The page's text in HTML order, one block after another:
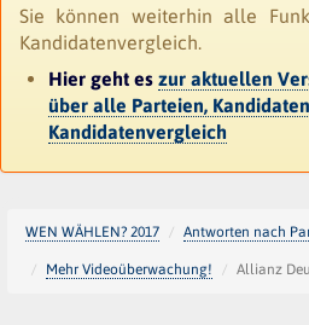
Sie können weiterhin alle
Kandidatenvergleich.
Hier geht es zur aktuellen
über alle Parteien,
Kandidatenvergleich
WEN WÄHLEN? 2017 Antworten nach
Mehr Videoüberwachung! Allianz